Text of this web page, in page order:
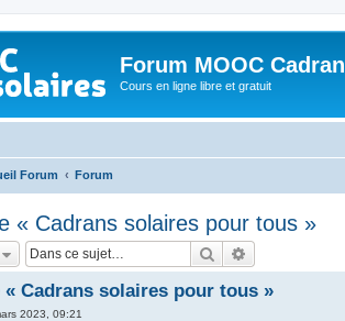
Forum MOOC
Cours en ligne libre et gratuit
Forum Forum
« Cadrans solaires pour tous »
Rechercher
« Cadrans solaires pour tous »
2023, 09:21